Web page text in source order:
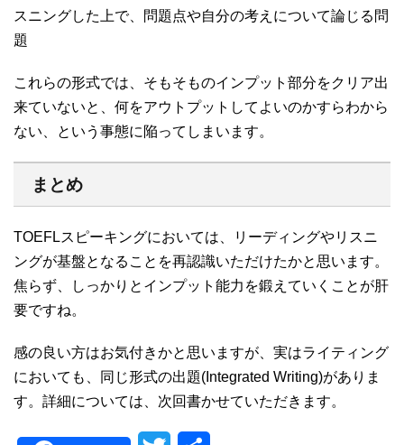
スニングした上で、問題点や自分の考えについて論じる問
題
これらの形式では、そもそものインプット部分をクリア出
来ていないと、何をアウトプットしてよいのかすらわから
ない、という事態に陥ってしまいます。
まとめ
TOEFLスピーキングにおいては、リーディングやリスニ
ングが基盤となることを再認識いただけたかと思います。
焦らず、しっかりとインプット能力を鍛えていくことが肝
要ですね。
感の良い方はお気付きかと思いますが、実はライティング
においても、同じ形式の出題(Integrated Writing)がありま
す。詳細については、次回書かせていただきます。